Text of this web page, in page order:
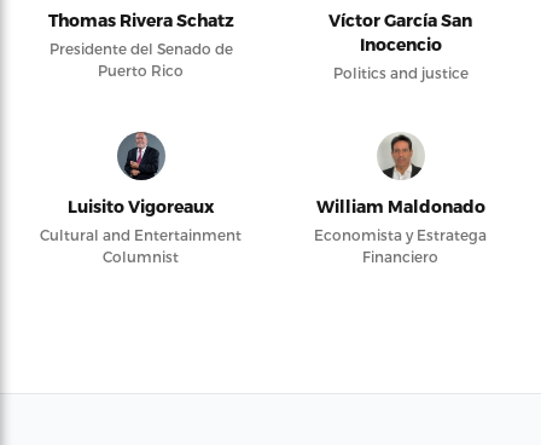
Thomas Rivera Schatz
Presidente del Senado de
Puerto Rico
Víctor García San
Inocencio
Politics and justice
Luisito Vigoreaux
Cultural and Entertainment
Columnist
William Maldonado
Economista y Estratega
Financiero